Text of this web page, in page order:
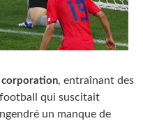
corporation, entraînant des
football qui suscitait
un manque de